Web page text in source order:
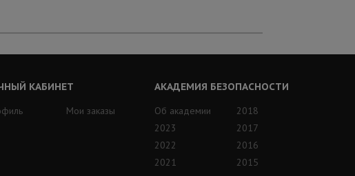
КАБИНЕТ
Мои заказы
АКАДЕМИЯ БЕЗОПАСНОСТИ
Об академии
2023
2022
2021
2018
2017
2016
2015